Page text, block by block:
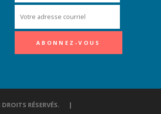
DROITS RÉSERVÉS. |